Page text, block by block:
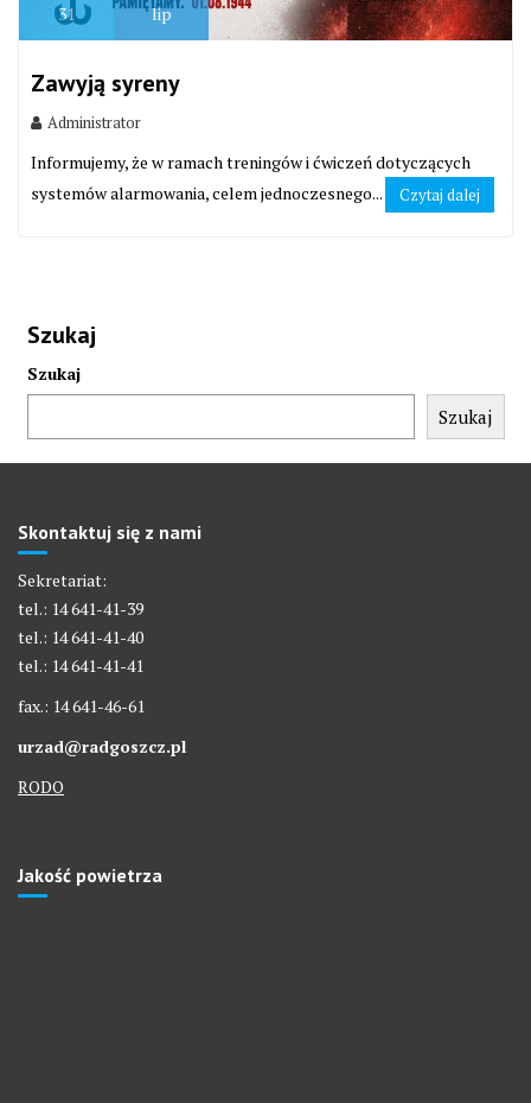
31 lip
Zawyją syreny
Administrator
Informujemy, że w ramach treningów i ćwiczeń dotyczących
systemów alarmowania, celem jednoczesnego...
Czytaj dalej
Szukaj
Szukaj
Szukaj
Skontaktuj się z nami
Sekretariat:
tel.: 14 641-41-39
tel.: 14 641-41-40
tel.: 14 641-41-41
fax.: 14 641-46-61
urzad@radgoszcz.pl
RODO
Jakość powietrza